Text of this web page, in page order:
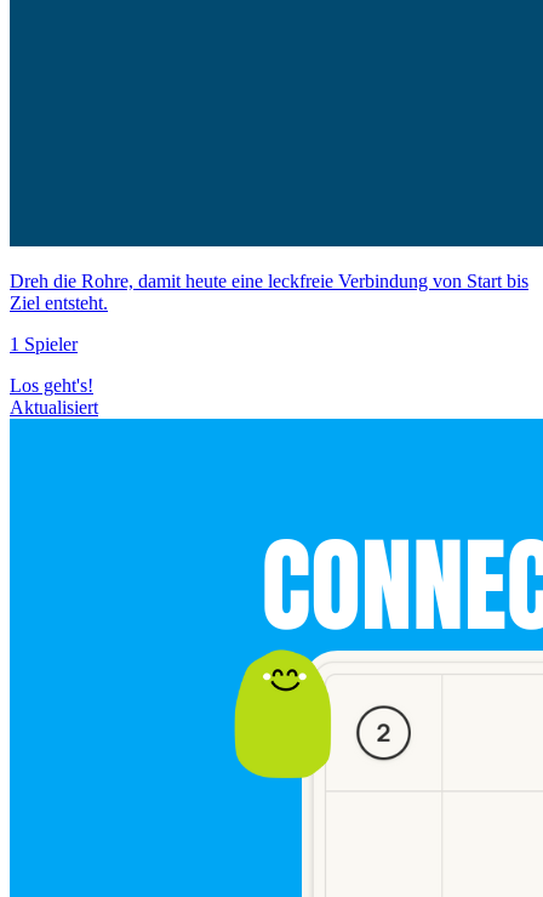
Dreh die Rohre, damit heute eine leckfreie Verbindung von Start bis
Ziel entsteht.
1 Spieler
Los geht's!
Aktualisiert